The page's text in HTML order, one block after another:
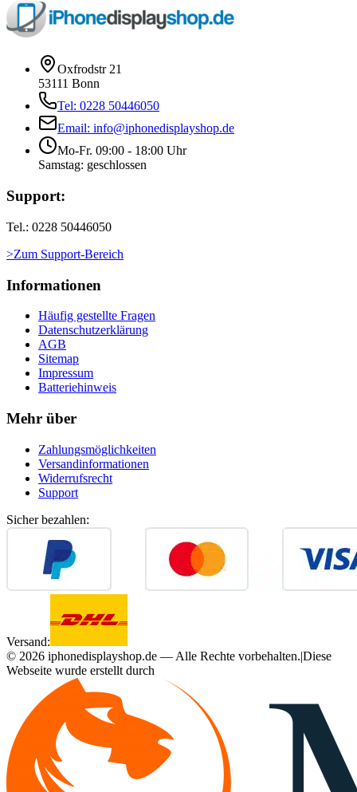
Oxfrodstr 21
53111 Bonn
Tel: 0228 50446050
Email: info@iphonedisplayshop.de
Mo-Fr. 09:00 - 18:00 Uhr
Samstag: geschlossen
Support:
Tel.: 0228 50446050
>Zum Support-Bereich
Informationen
Häufig gestellte Fragen
Datenschutzerklärung
AGB
Sitemap
Impressum
Batteriehinweis
Mehr über
Zahlungsmöglichkeiten
Versandinformationen
Widerrufsrecht
Support
Sicher bezahlen:
Versand:
© 2026 iphonedisplayshop.de — Alle Rechte vorbehalten.|Diese
Webseite wurde erstellt durch